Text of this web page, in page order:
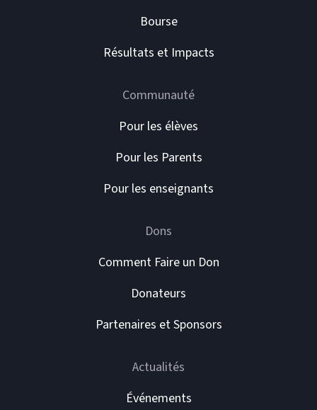
Bourse
Résultats et Impacts
Communauté
Pour les élèves
Pour les Parents
Pour les enseignants
Dons
Comment Faire un Don
Donateurs
Partenaires et Sponsors
Actualités
Événements